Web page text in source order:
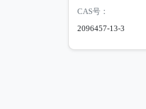
CAS号：
2096457-13-3